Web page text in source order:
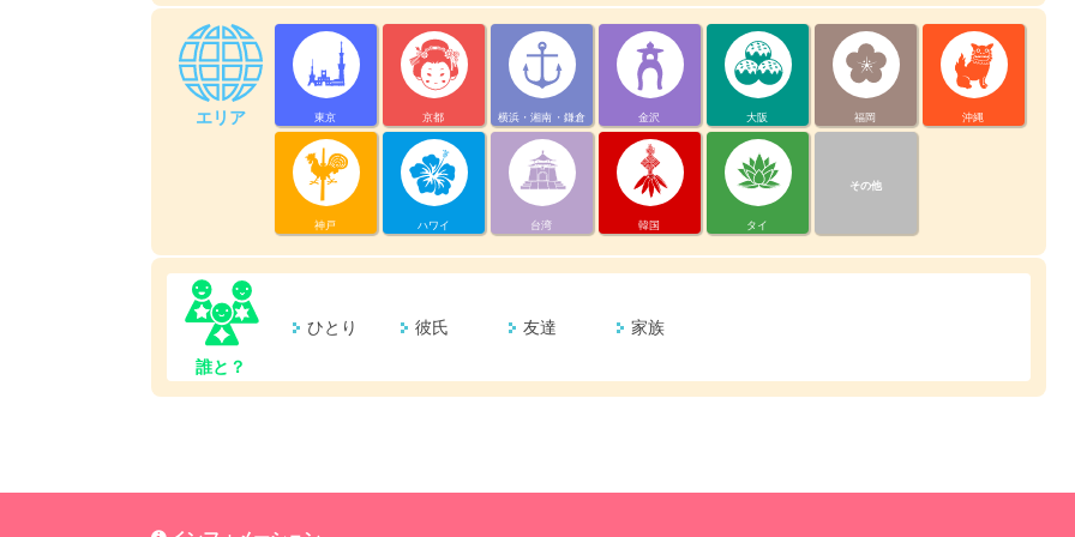
エリア 東京 京都 横浜・湘南・鎌倉 金沢 大阪 福岡 沖縄
神戸 ハワイ 台湾 韓国 タイ
その他
誰と？
ひとり 彼氏 友達 家族